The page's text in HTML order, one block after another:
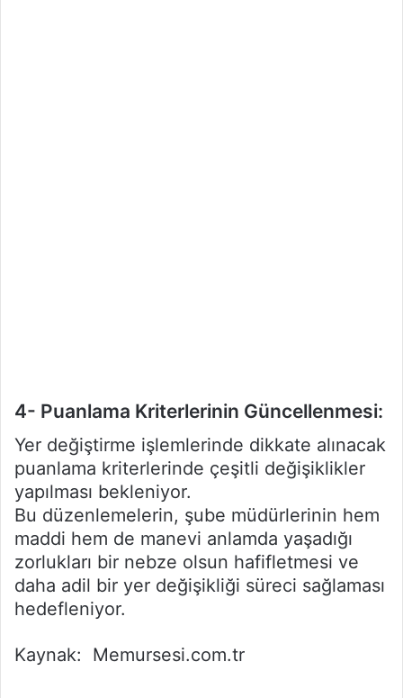
4- Puanlama Kriterlerinin Güncellenmesi:
Yer değiştirme işlemlerinde dikkate alınacak
puanlama kriterlerinde çeşitli değişiklikler
yapılması bekleniyor.
Bu düzenlemelerin, şube müdürlerinin hem
maddi hem de manevi anlamda yaşadığı
zorlukları bir nebze olsun hafifletmesi ve
daha adil bir yer değişikliği süreci sağlaması
hedefleniyor.
Kaynak: Memursesi.com.tr